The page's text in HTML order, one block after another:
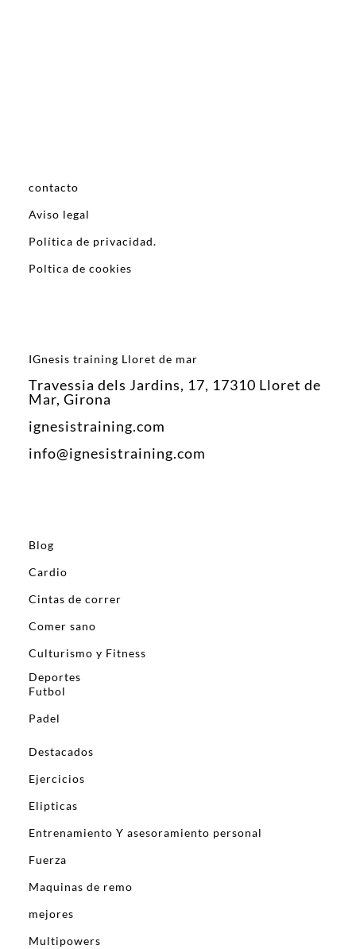
contacto
Aviso legal
Política de privacidad.
Poltica de cookies
IGnesis training Lloret de mar
Travessia dels Jardins, 17, 17310 Lloret de
Mar, Girona
ignesistraining.com
info@ignesistraining.com
Blog
Cardio
Cintas de correr
Comer sano
Culturismo y Fitness
Deportes
Futbol
Padel
Destacados
Ejercicios
Elipticas
Entrenamiento Y asesoramiento personal
Fuerza
Maquinas de remo
mejores
Multipowers